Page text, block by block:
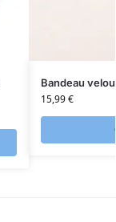
Bandeau
15,99€